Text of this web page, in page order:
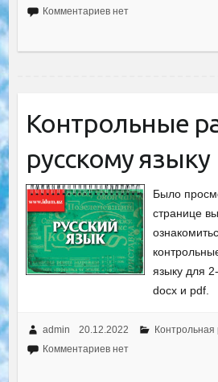
Комментариев нет
Контрольные
русскому языку
Было
странице
языку для
docx и pdf.
admin 20.12.2022
Контрольная
Комментариев нет